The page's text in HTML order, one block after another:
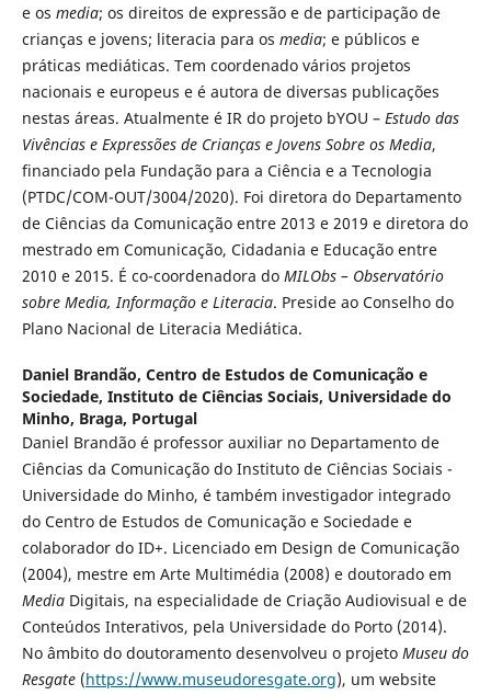
e os media; os direitos de expressão e de participação de
crianças e jovens; literacia para os media; e públicos e
práticas mediáticas. Tem coordenado vários projetos
nacionais e europeus e é autora de diversas publicações
nestas áreas. Atualmente é IR do projeto bYOU – Estudo das
Vivências e Expressões de Crianças e Jovens Sobre os Media,
financiado pela Fundação para a Ciência e a Tecnologia
(PTDC/COM-OUT/3004/2020). Foi diretora do Departamento
de Ciências da Comunicação entre 2013 e 2019 e diretora do
mestrado em Comunicação, Cidadania e Educação entre
2010 e 2015. É co-coordenadora do MILObs – Observatório
sobre Media, Informação e Literacia. Preside ao Conselho do
Plano Nacional de Literacia Mediática.
Daniel Brandão, Centro de Estudos de Comunicação e
Sociedade, Instituto de Ciências Sociais, Universidade do
Minho, Braga, Portugal
Daniel Brandão é professor auxiliar no Departamento de
Ciências da Comunicação do Instituto de Ciências Sociais -
Universidade do Minho, é também investigador integrado
do Centro de Estudos de Comunicação e Sociedade e
colaborador do ID+. Licenciado em Design de Comunicação
(2004), mestre em Arte Multimédia (2008) e doutorado em
MediaDigitais, na especialidade de Criação Audiovisual e de
Conteúdos Interativos, pela Universidade do Porto (2014).
No âmbito do doutoramento desenvolveu o projeto Museu do
Resgate(https://www.museudoresgate.org), um website